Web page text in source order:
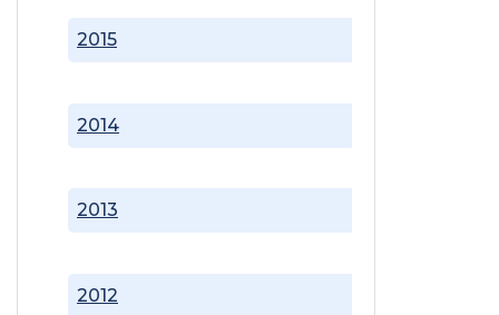
2012
2013
2014
2015